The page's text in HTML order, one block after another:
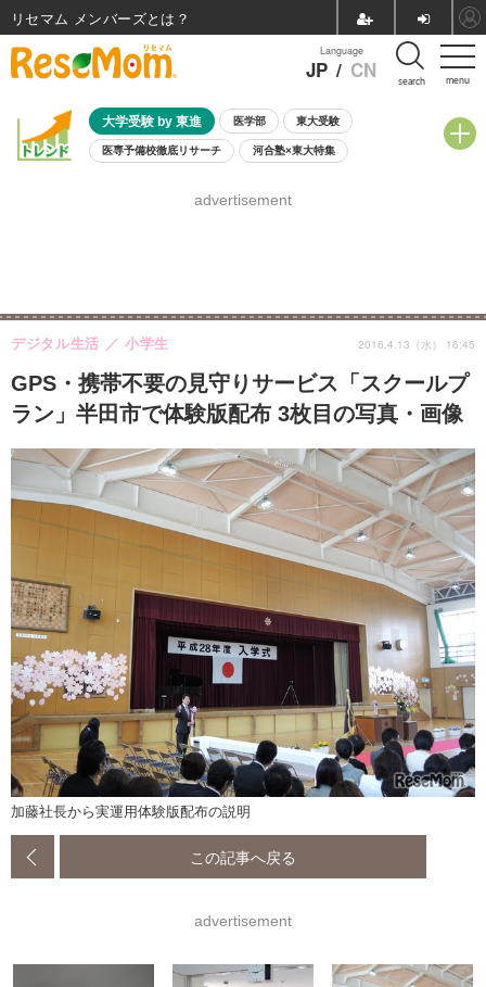
menu
Language
JP / CN search
大学受験 by 東進 医学部 東大受験
医専予備校徹底リサーチ 河合塾×東大特集
8月開催学校説明会・相談会
advertisement
GPS・携帯不要の見守りサービス「スクールプ
ラン」半田市で体験版配布 3枚目の写真・画像
デジタル生活 小学生 2016.4.13（水） 16:45
加藤社長から実運用体験版配布の説明
この記事へ戻る
advertisement
リセマム メンバーズ